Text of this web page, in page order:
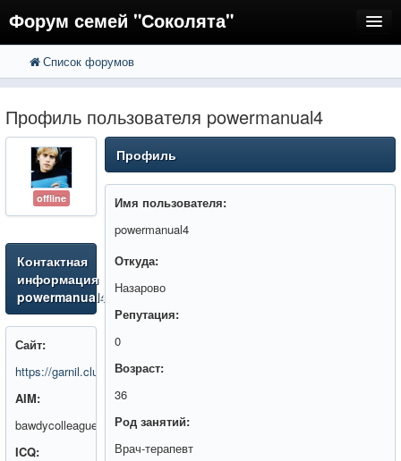
Форум семей "Соколята"
FAQ
Регистрация
Вход
Список форумов
Профиль пользователя powermanual4
offline
Контактная
информация
powermanual4
Сайт:
https://garnil.club/
AIM:
bawdycolleague8
ICQ:
Профиль
Имя пользователя:
powermanual4
Откуда:
Назарово
Репутация:
0
Возраст:
36
Род занятий:
Врач-терапевт